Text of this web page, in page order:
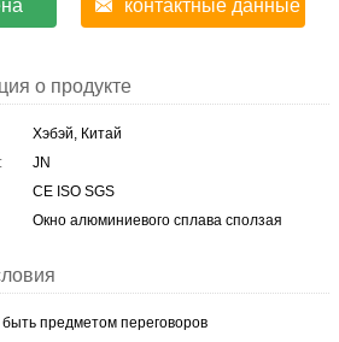
контактные данные
о продукте
Хэбэй, Китай
JN
CE ISO SGS
Окно алюминиевого сплава сползая
предметом переговоров